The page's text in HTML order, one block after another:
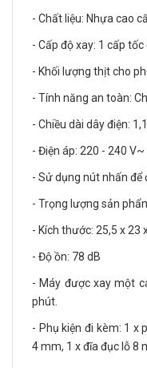
- Chất liệu: Nhựa cao
- Cấp độ xay: 1 cấp tốc
- Khối lượng thịt cho
- Tính năng an toàn:
- Chiều dài dây điện:
- Điện áp: 220 - 240
- Sử dụng nút nhấn để
- Trọng lượng sản
- Kích thước: 25,5 x 23
- Độ ồn: 78 dB
- Máy được xay một
phút.
- Phụ kiện đi kèm: 1 x
4 mm, 1 x đĩa đục lỗ 8